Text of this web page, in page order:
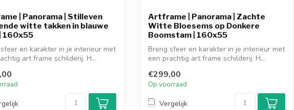
| Panorama | Stilleven
witte takken in blauwe
160x55
en karakter in je interieur met
art frame schilderij. H...
Artframe | Panorama | Zachte
Witte Bloesems op Donkere
Boomstam | 160x55
Breng sfeer en karakter in je interieur met
een prachtig art frame schilderij. H...
€299,00
Op voorraad
Vergelijk